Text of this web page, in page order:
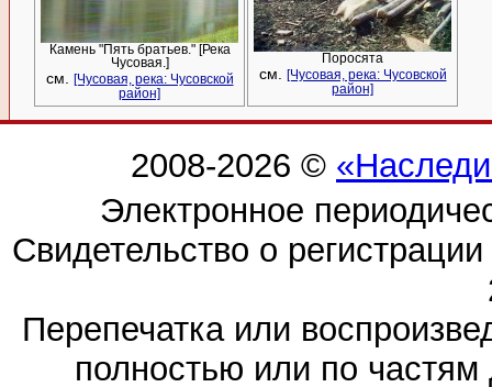
Камень "Пять братьев." [Река
Чусовая.]
см.
[Чусовая, река: Чусовской
район]
Поросята
см.
[Чусовая, река: Чусовской
район]
2008-2026 ©
Электронное
Свидетельство о
Перепечатка или
полностью или по частям